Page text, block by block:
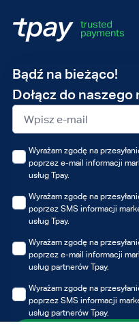
Bądź na bieżąco!
Dołącz do
Adres
e-
mail
Wyrażam zgodę na
poprzez e-mail informacji
usług Tpay.
Wyrażam zgodę na
poprzez SMS informacji
usług Tpay.
Wyrażam zgodę na
poprzez e-mail informacji
usług partnerów Tpay.
Wyrażam zgodę na
poprzez SMS informacji
usług partnerów Tpay.